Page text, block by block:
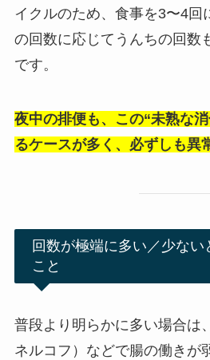
イクルのため、食事を3〜4回
の回数に応じてうんちの回数
です。
夜中の排便も、この“未熟な
るケースが多く、必ずしも異
回数が極端に多い／少ない
こと
普段より明らかに多い場合は
ネルコフ）などで腸の働きが